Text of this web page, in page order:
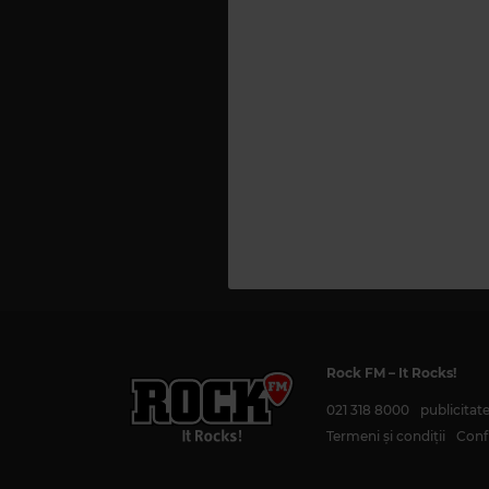
Rock FM– It Rocks!
021 318 8000
Termeni și condiții